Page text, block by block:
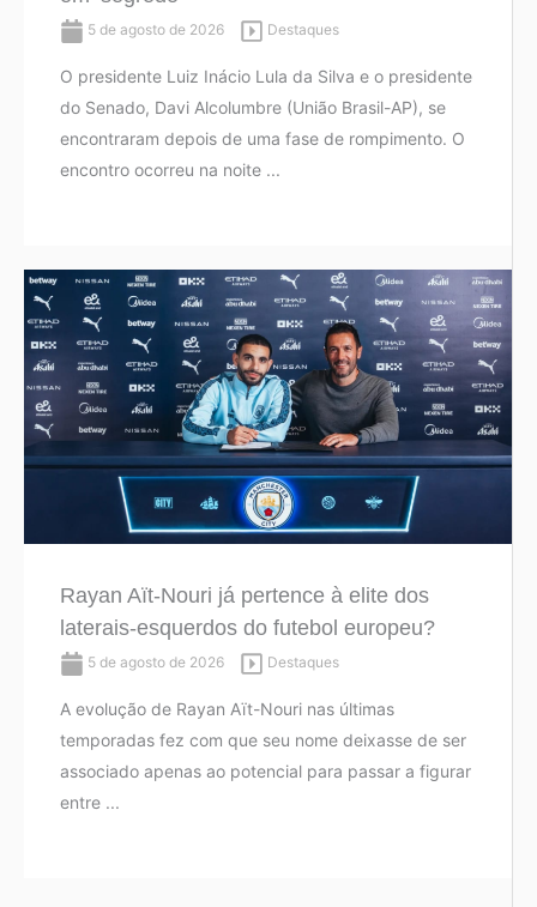
5 de agosto de 2026 Destaques
O presidente Luiz Inácio Lula da Silva e o presidente
do Senado, Davi Alcolumbre (União Brasil-AP), se
encontraram depois de uma fase de rompimento. O
encontro ocorreu na noite ...
Rayan Aït-Nouri já pertence à elite dos
laterais-esquerdos do futebol europeu?
5 de agosto de 2026 Destaques
A evolução de Rayan Aït-Nouri nas últimas
temporadas fez com que seu nome deixasse de ser
associado apenas ao potencial para passar a figurar
entre ...